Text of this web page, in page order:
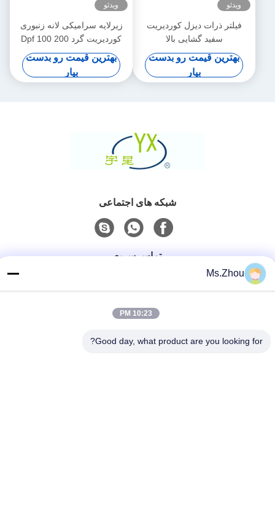
ویدئو
فیلتر ذرات دیزل کوردیریت
سفید گشایی بالا
بهترین قیمت رو بدست
بیار
ویدئو
زیرلایه سرامیکی لانه زنبوری
کوردیریت گرد Dpf 100 200
CPSI تراکم سلولی
بهترین قیمت رو بدست
بیار
شبکه های اجتماعی
تماس سریع
تلفن
yxhjc@yxhjc.com
Ms.Zhou
10:23 PM
Good day, what product are you looking for?